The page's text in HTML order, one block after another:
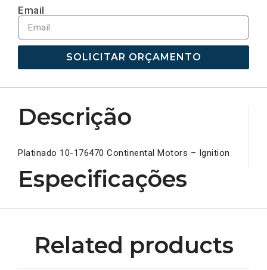
Email
SOLICITAR ORÇAMENTO
Descrição
Platinado 10-176470 Continental Motors – Ignition
Especificações
Related products